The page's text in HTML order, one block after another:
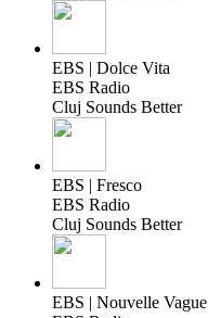
EBS | Dolce Vita
EBS Radio
Cluj Sounds Better
EBS | Fresco
EBS Radio
Cluj Sounds Better
EBS | Nouvelle Vague